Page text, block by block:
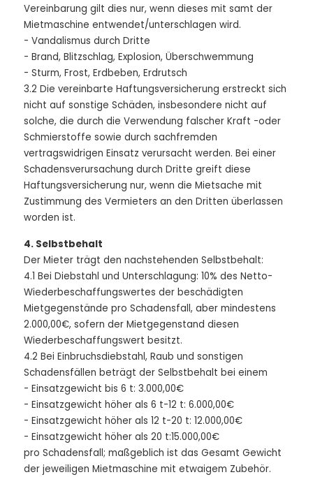
Vereinbarung gilt dies nur, wenn dieses mit samt der
Mietmaschine entwendet/unterschlagen wird.
- Vandalismus durch Dritte
- Brand, Blitzschlag, Explosion, Überschwemmung
- Sturm, Frost, Erdbeben, Erdrutsch
3.2 Die vereinbarte Haftungsversicherung erstreckt sich
nicht auf sonstige Schäden, insbesondere nicht auf
solche, die durch die Verwendung falscher Kraft -oder
Schmierstoffe sowie durch sachfremden
vertragswidrigen Einsatz verursacht werden. Bei einer
Schadensverursachung durch Dritte greift diese
Haftungsversicherung nur, wenn die Mietsache mit
Zustimmung des Vermieters an den Dritten überlassen
worden ist.
4. Selbstbehalt
Der Mieter trägt den nachstehenden Selbstbehalt:
4.1 Bei Diebstahl und Unterschlagung: 10% des Netto-
Wiederbeschaffungswertes der beschädigten
Mietgegenstände pro Schadensfall, aber mindestens
2.000,00€, sofern der Mietgegenstand diesen
Wiederbeschaffungswert besitzt.
4.2 Bei Einbruchsdiebstahl, Raub und sonstigen
Schadensfällen beträgt der Selbstbehalt bei einem
- Einsatzgewicht bis 6 t: 3.000,00€
- Einsatzgewicht höher als 6 t-12 t: 6.000,00€
- Einsatzgewicht höher als 12 t-20 t: 12.000,00€
- Einsatzgewicht höher als 20 t:15.000,00€
pro Schadensfall; maßgeblich ist das Gesamt Gewicht
der jeweiligen Mietmaschine mit etwaigem Zubehör.